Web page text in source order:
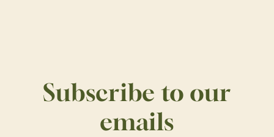
Subscribe to our
emails